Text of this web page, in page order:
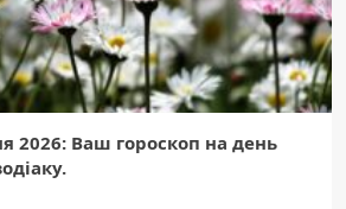
2026: Ваш гороскоп на день